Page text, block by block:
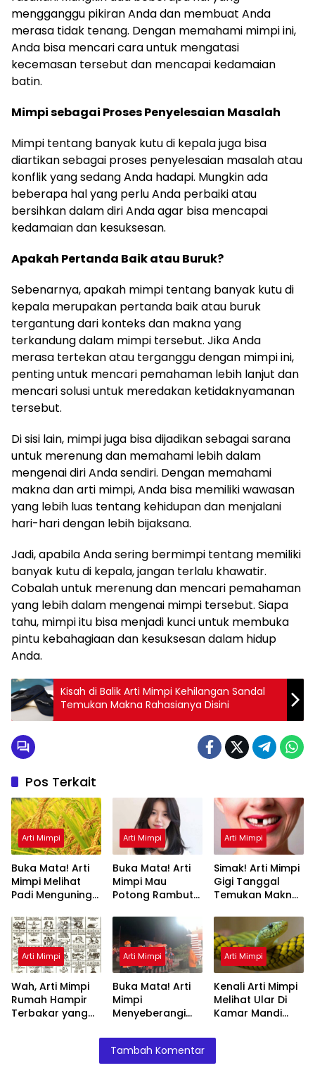
mengganggu pikiran Anda dan membuat Anda
merasa tidak tenang. Dengan memahami mimpi ini,
Anda bisa mencari cara untuk mengatasi
kecemasan tersebut dan mencapai kedamaian
batin.
Mimpi sebagai Proses Penyelesaian Masalah
Mimpi tentang banyak kutu di kepala juga bisa
diartikan sebagai proses penyelesaian masalah atau
konflik yang sedang Anda hadapi. Mungkin ada
beberapa hal yang perlu Anda perbaiki atau
bersihkan dalam diri Anda agar bisa mencapai
kedamaian dan kesuksesan.
Apakah Pertanda Baik atau Buruk?
Sebenarnya, apakah mimpi tentang banyak kutu di
kepala merupakan pertanda baik atau buruk
tergantung dari konteks dan makna yang
terkandung dalam mimpi tersebut. Jika Anda
merasa tertekan atau terganggu dengan mimpi ini,
penting untuk mencari pemahaman lebih lanjut dan
mencari solusi untuk meredakan ketidaknyamanan
tersebut.
Di sisi lain, mimpi juga bisa dijadikan sebagai sarana
untuk merenung dan memahami lebih dalam
mengenai diri Anda sendiri. Dengan memahami
makna dan arti mimpi, Anda bisa memiliki wawasan
yang lebih luas tentang kehidupan dan menjalani
hari-hari dengan lebih bijaksana.
Jadi, apabila Anda sering bermimpi tentang memiliki
banyak kutu di kepala, jangan terlalu khawatir.
Cobalah untuk merenung dan mencari pemahaman
yang lebih dalam mengenai mimpi tersebut. Siapa
tahu, mimpi itu bisa menjadi kunci untuk membuka
pintu kebahagiaan dan kesuksesan dalam hidup
Anda.
Kisah di Balik Arti Mimpi Kehilangan Sandal
Temukan Makna Rahasianya Disini
Pos Terkait
Arti Mimpi
Buka Mata! Arti
Mimpi Melihat
Padi Menguning
Diketahui
Arti Mimpi
Buka Mata! Arti
Mimpi Mau
Potong Rambut
Ini Penjelasannya
Arti Mimpi
Simak! Arti Mimpi
Gigi Tanggal
Temukan Makna
Arti Mimpi
Wah, Arti Mimpi
Rumah Hampir
Terbakar yang
Arti Mimpi
Buka Mata! Arti
Mimpi
Menyeberangi
Teman Ternyata
Ini Artinya
Menurut Pakar
Arti Mimpi
Kenali Arti Mimpi
Melihat Ular Di
Kamar Mandi
Ini Penjelasannya
Tambah Komentar